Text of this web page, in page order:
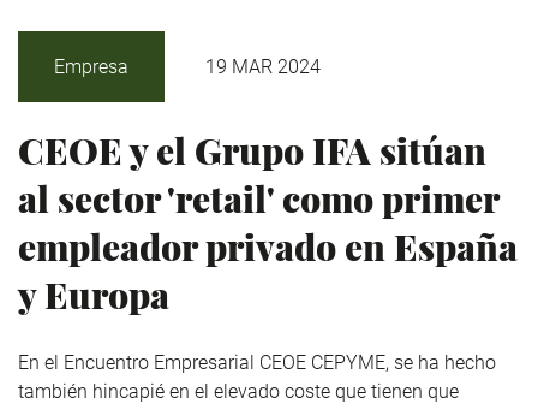
Empresa 19 MAR 2024
CEOE y el Grupo IFA sitúan
al sector 'retail' como primer
empleador privado en España
y Europa
En el Encuentro Empresarial CEOE CEPYME, se ha hecho
también hincapié en el elevado coste que tienen que